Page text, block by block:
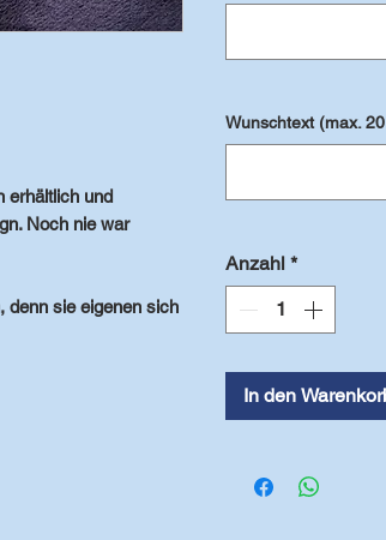
erhältlich und
. Noch nie war
denn sie eigenen sich
Wunschtext (max.
Anzahl *
In den